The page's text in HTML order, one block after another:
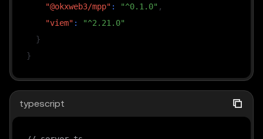
"@okxweb3/mpp" : "^0.1.0" ,
"viem" :
"^2.21.0"
}
}
typescript